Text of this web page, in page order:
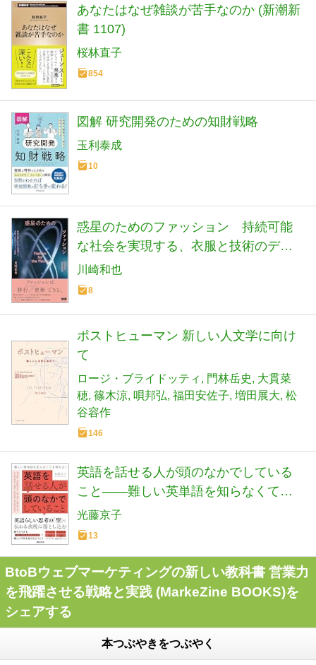
あなたはなぜ雑談が苦手なのか (新潮新
書 1107)
桜林直子
854
図解 研究開発のための知財戦略
玉利泰成
10
惑星のためのファッション 持続可能
な社会を実現する、衣服と技術のデザ
イン戦略
川崎和也
8
ポストヒューマン 新しい人文学に向け
て
ロージ・ブライドッティ 門林岳史
大貫菜
穂 篠木涼 唄邦弘 福田安佐子 増田展大 松
谷容作
146
英語を話せる人が頭のなかでしている
こと――難しい英単語を知らなくても
喋れる！
光藤京子
13
BtoBウェブマーケティングの新しい教科書 営業力
を飛躍させる戦略と実践 (MarkeZine BOOKS)を
シェアする
本つぶやきをつぶやく